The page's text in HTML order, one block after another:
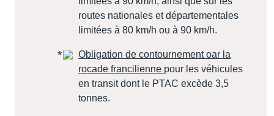
routes nationales et départementales
limitées à 80 km/h ou à 90 km/h.
Obligation de contournement oar la
rocade francilienne pour les véhicules
en transit dont le PTAC excède 3,5
tonnes.